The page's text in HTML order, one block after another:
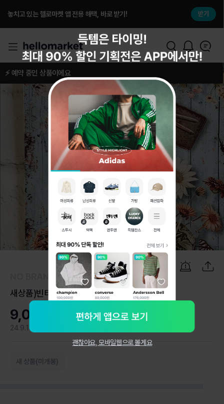
놓치고 있는 헬로마켓 앱 전용 해택, 바로 받기! 받기
1 / 7
⚡️ 예약 중인 상품이에요
새상품)빈티지 철제 그림액자 인테리어소품
9,000원
24.9.19
새 상품(미개봉)
괜찮아요, 모바일웹으로 볼게요